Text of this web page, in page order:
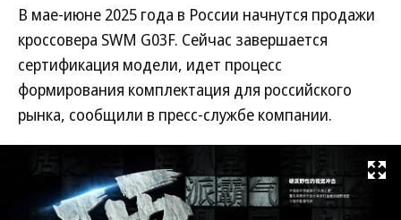
В мае-июне 2025 года в России начнутся продажи
кроссовера SWM G03F. Сейчас завершается
сертификация модели, идет процесс
формирования комплектация для российского
рынка, сообщили в пресс-службе компании.
Развернуть